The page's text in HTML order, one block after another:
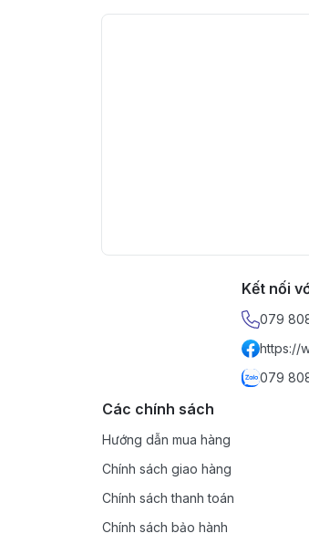
Kết nối
079
https://
079
Các chính sách
Hướng dẫn mua hàng
Chính sách giao hàng
Chính sách thanh toán
Chính sách bảo hành